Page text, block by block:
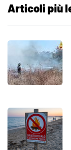
Articoli più